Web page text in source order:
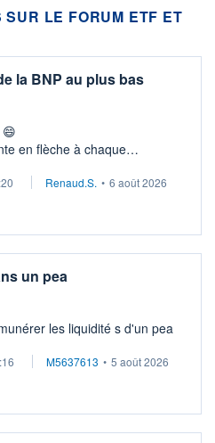
LE FORUM ETF ET
la BNP au plus bas
en flèche à chaque
top pour sa retraite.
Renaud.S. • 6 août 2026
un pea
les liquidité s d'un pea
M5637613 • 5 août 2026